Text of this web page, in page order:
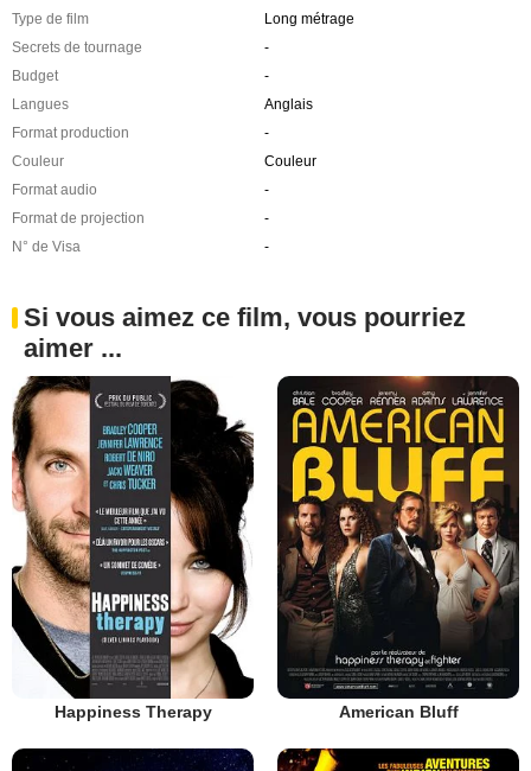
Type de film
Long métrage
Secrets de tournage
-
Budget
-
Langues
Anglais
Format production
-
Couleur
Couleur
Format audio
-
Format de projection
-
N° de Visa
-
Si vous aimez ce film, vous pourriez
aimer ...
Happiness Therapy American Bluff